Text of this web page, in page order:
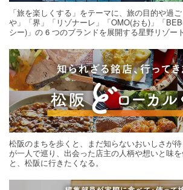
「旅を楽しくする」をテーマに、旅の目的や過
や」「界」「リゾナーレ」「OMO(おも)」「
シー)」の 6 つのブランドを展開する星野リゾー
松阪のまちを歩くと、まだ知らないおいしさが
が一人で巡り、出会った店主の人柄や想いと味
と、松阪に行きたくなる。